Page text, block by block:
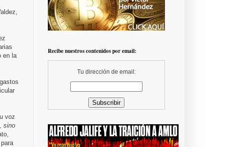
en la
voz
sino
Recibe nuestros contenidos por email:
Tu dirección de email: